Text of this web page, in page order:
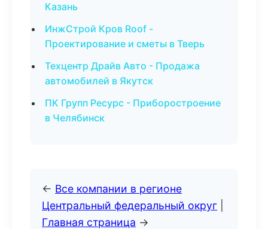
Казань
ИнжСтрой Кров Roof -
Проектирование и сметы в Тверь
Техцентр Драйв Авто - Продажа
автомобилей в Якутск
ПК Групп Ресурс - Приборостроение
в Челябинск
← Все компании в регионе
Центральный федеральный округ
Главная страница →